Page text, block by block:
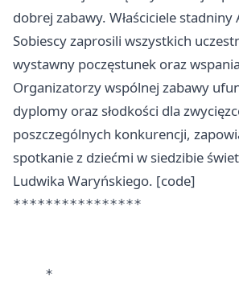
dobrej zabawy. Właściciele stadniny
Sobiescy zaprosili wszystkich
wystawny poczęstunek oraz
Organizatorzy wspólnej zabawy
dyplomy oraz słodkości dla
poszczególnych konkurencji,
spotkanie z dziećmi w siedzibie
Ludwika Waryńskiego. [code]
****************
    *